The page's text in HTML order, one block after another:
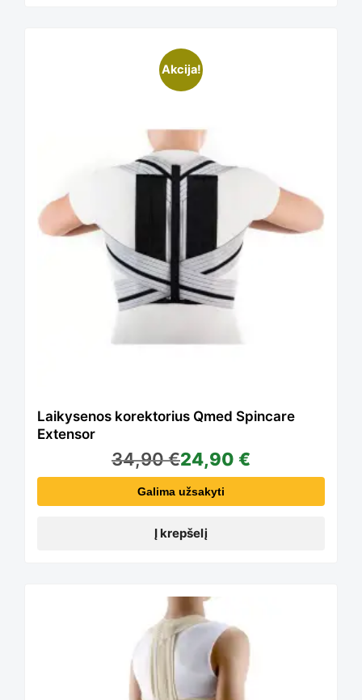
Akcija!
Laikysenos korektorius Qmed Spincare
Extensor
34,90€24,90 €
Galima užsakyti
Į krepšelį